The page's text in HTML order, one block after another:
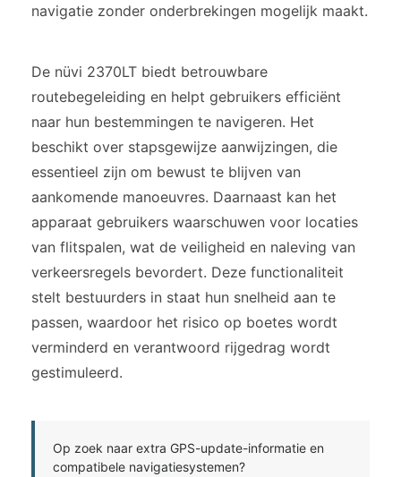
navigatie zonder onderbrekingen mogelijk maakt.
De nüvi 2370LT biedt betrouwbare
routebegeleiding en helpt gebruikers efficiënt
naar hun bestemmingen te navigeren. Het
beschikt over stapsgewijze aanwijzingen, die
essentieel zijn om bewust te blijven van
aankomende manoeuvres. Daarnaast kan het
apparaat gebruikers waarschuwen voor locaties
van flitspalen, wat de veiligheid en naleving van
verkeersregels bevordert. Deze functionaliteit
stelt bestuurders in staat hun snelheid aan te
passen, waardoor het risico op boetes wordt
verminderd en verantwoord rijgedrag wordt
gestimuleerd.
Op zoek naar extra GPS-update-informatie en
compatibele navigatiesystemen?